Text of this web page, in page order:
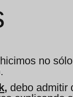
no
, debo admitir